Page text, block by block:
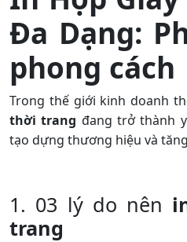
Đa Dạng:
phong cách
Trong thế giới kinh doanh
thời trang đang trở thành
tạo dựng thương hiệu và
1. 03 lý do nên
trang